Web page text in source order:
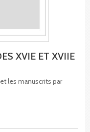
XVIE ET XVIIE
les manuscrits par